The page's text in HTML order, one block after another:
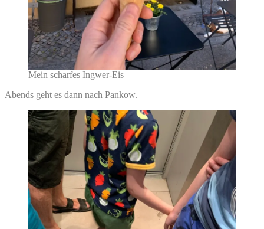
Mein scharfes Ingwer-Eis
Abends geht es dann nach Pankow.